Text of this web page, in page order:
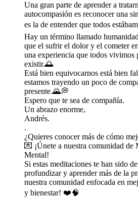
Una gran parte de aprender a
autocompasión es reconocer una
es la de entender que todos
Hay un término llamado
que el sufrir el dolor y el cometer
una experiencia que todos vivimos
existir.🌅
Está bien equivocarnos está bien
estamos trayendo un poco de
presente.🌄💭
Espero que te sea de compañía.
Un abrazo enorme,
Andrés.
.
¿Quieres conocer más de cómo
💌 ⁠⁠⁠⁠⁠⁠⁠⁠⁠⁠⁠⁠⁠⁠⁠⁠⁠⁠⁠⁠⁠⁠⁠⁠⁠⁠⁠⁠⁠⁠⁠⁠⁠⁠⁠⁠⁠⁠⁠⁠⁠⁠⁠⁠⁠⁠⁠⁠⁠⁠⁠⁠⁠⁠⁠⁠⁠⁠¡Únete a nuestra comunidad
Mental!⁠⁠⁠⁠⁠⁠⁠⁠⁠⁠⁠⁠⁠⁠⁠⁠⁠⁠⁠⁠⁠⁠⁠⁠⁠⁠⁠⁠⁠⁠⁠⁠⁠⁠⁠⁠⁠⁠⁠⁠⁠⁠⁠⁠⁠⁠⁠⁠⁠⁠⁠⁠⁠⁠⁠⁠⁠⁠
Si estas meditaciones te han sido
profundizar y aprender más de la
nuestra comunidad enfocada en
y bienestar! ❤️🧠